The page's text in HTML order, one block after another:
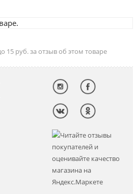
15 руб. за отзыв об этом товаре